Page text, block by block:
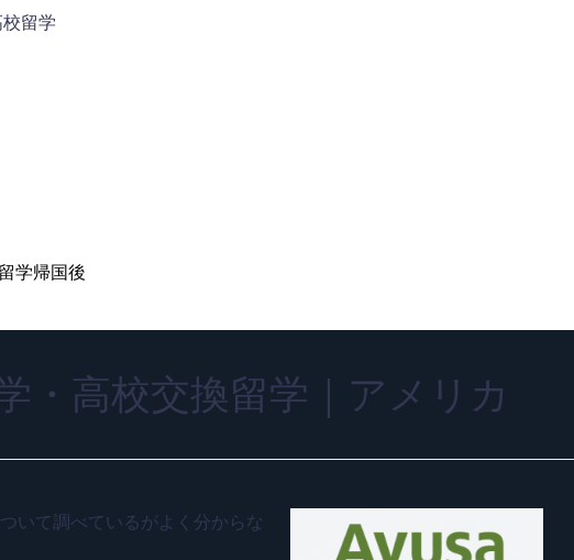
留学
学帰国後
・高校交換留学｜アメリカ
いて調べているがよく分からな